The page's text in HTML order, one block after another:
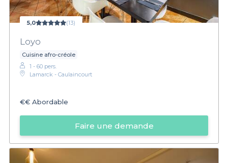
5,0 (13)
Loyo
Cuisine afro-créole
1 - 60 pers.
Lamarck - Caulaincourt
€€ Abordable
Faire une demande